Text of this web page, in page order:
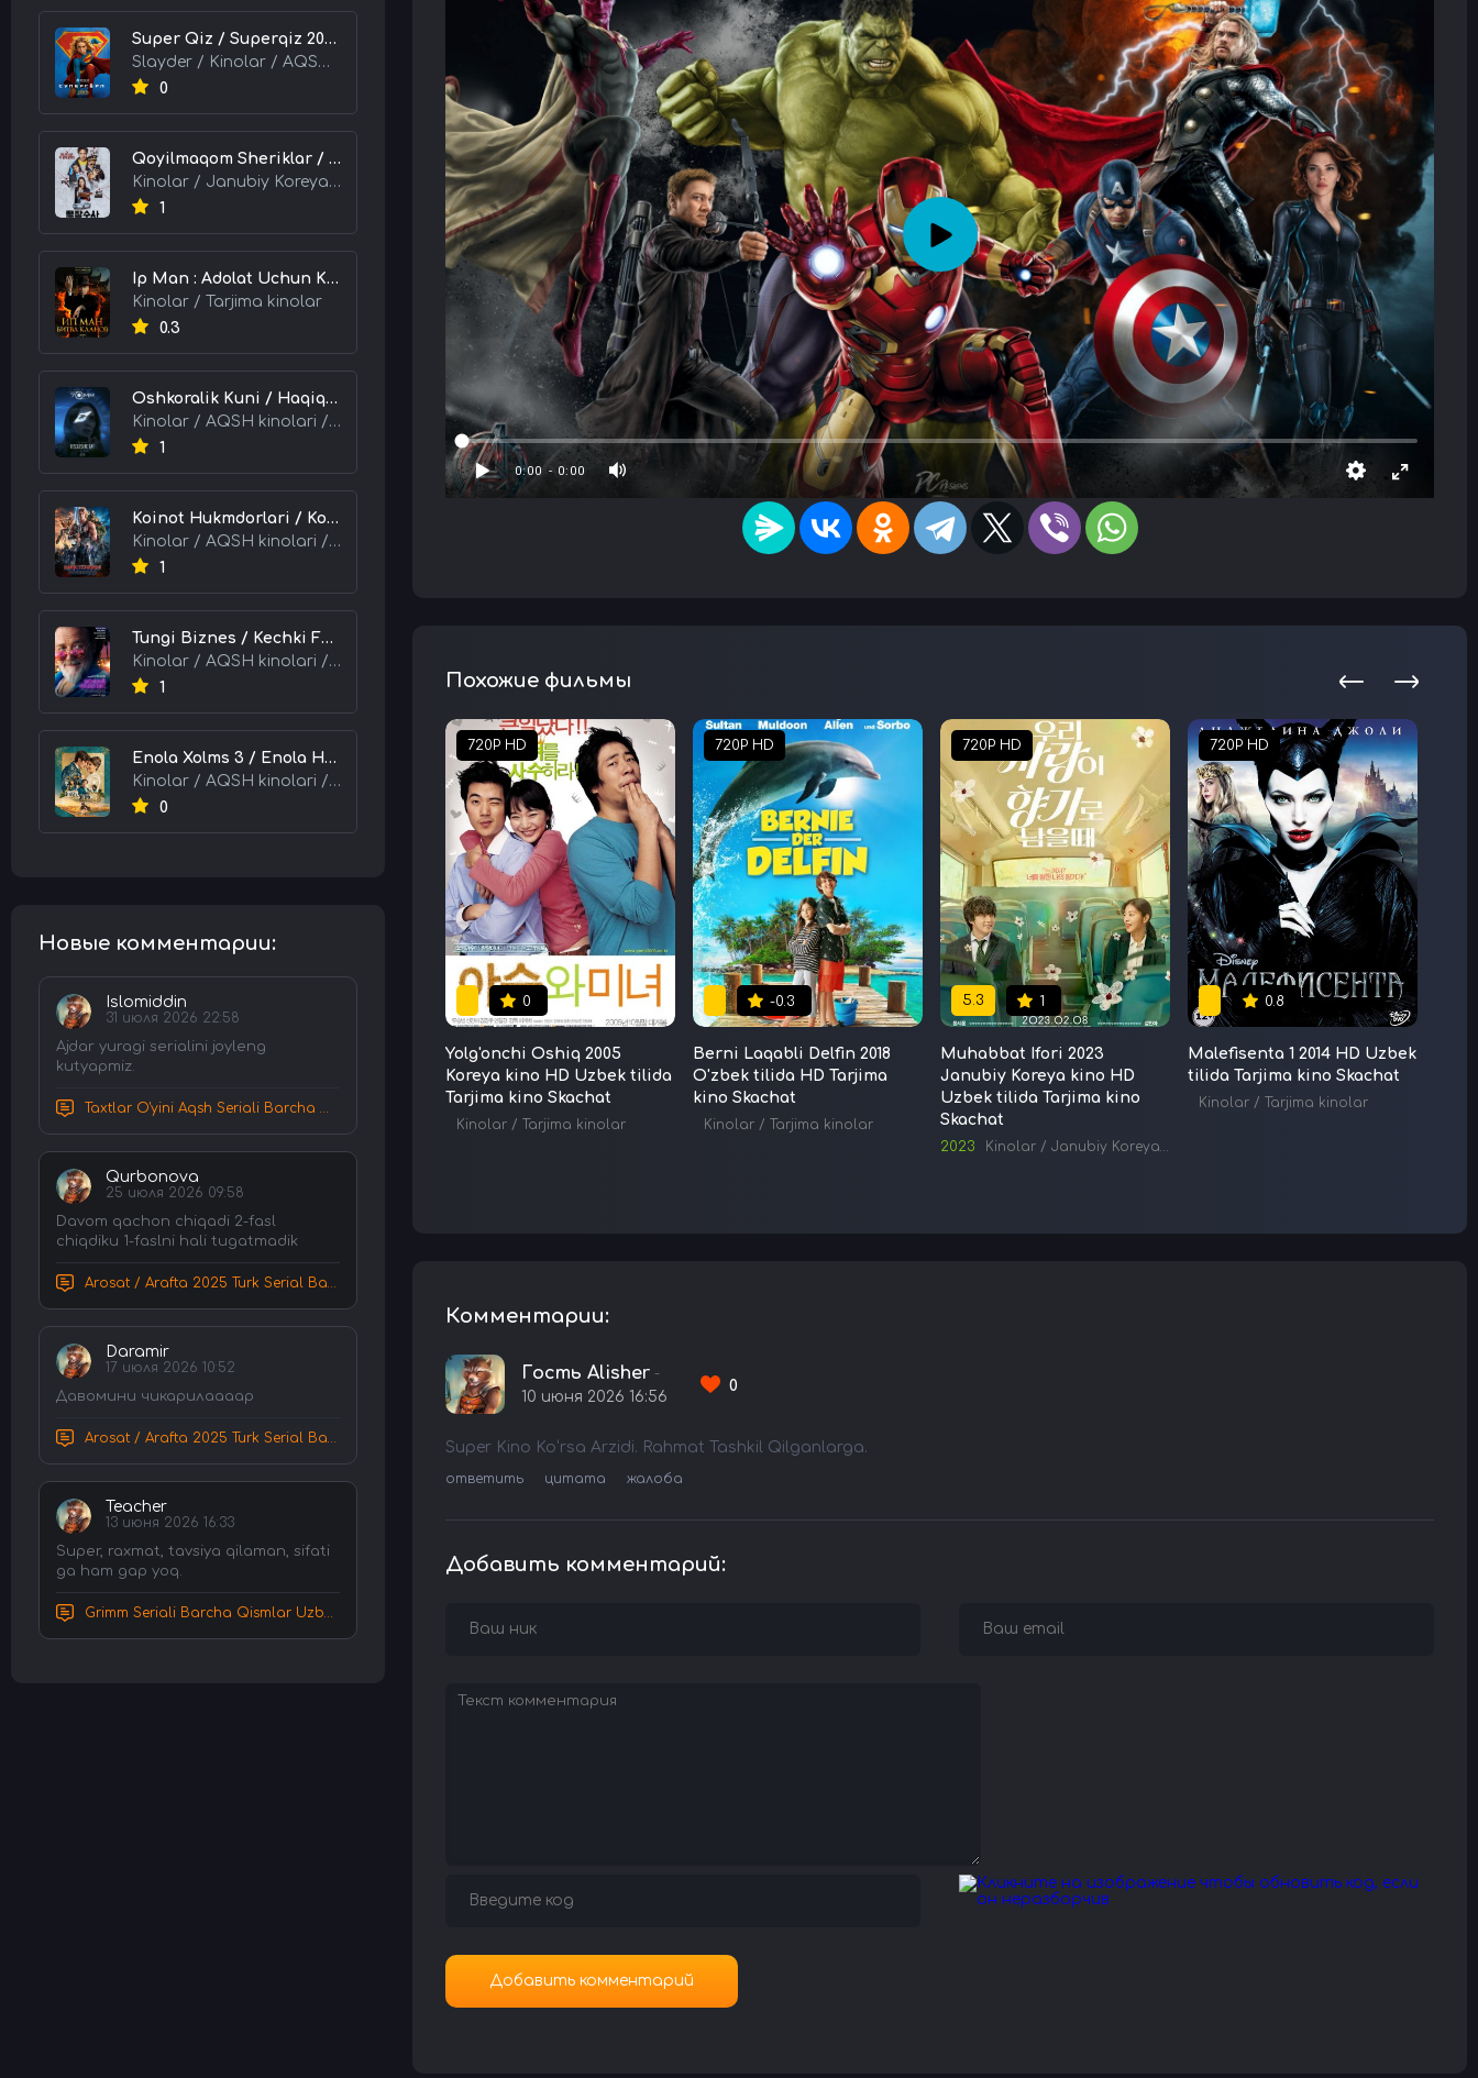
Super Qiz / Superqiz 2026 HD Uzbek tilida Tarjima kino skachat tas-ix
Slayder / Kinolar / AQSH kinolari / Tarjima kinolar
0
Qoyilmaqom Sheriklar / Ideal Hamkorlar / Eng Kuchli Duet 2026 HD Uzbek tilida Tarjima kino skachat tas-ix
Kinolar / Janubiy Koreya kinolari / Tarjima kinolar
1
Ip Man : Adolat Uchun Kurash / Ip Man: Klanlar Jangi / Buyuk Ustoz Ip Man 2 2026 HD Uzbek tilida Tarjima kino skachat tas-ix
Kinolar / Tarjima kinolar
0.3
Oshkoralik Kuni / Haqiqat Oshkor Bo'lgan Kun / Sirlar Ochiladigan Kun 2026 HD Uzbek tilida Tarjima kino skachat tas-ix
Kinolar / AQSH kinolari / Tarjima kinolar
1
Koinot Hukmdorlari / Koinot Himoyachilari / Koinot Egalari 2026 HD Uzbek tilida tas-ix tarjima kino skachat
Kinolar / AQSH kinolari / Tarjima kinolar
1
Tungi Biznes / Kechki Faoliyat / Tijorat 2026 HD Uzbek tilida Tarjima kino skachat tas-ix
Kinolar / AQSH kinolari / Tarjima kinolar
1
Enola Xolms 3 / Enola Holms 3 2026 HD Uzbek tilida Tarjima kino tas-ix skachat
Kinolar / AQSH kinolari / Tarjima kinolar
0
Новые комментарии:
Islomiddin
31 июля 2026 22:58
Ajdar yuragi serialini joyleng
kutyapmiz.
Taxtlar O'yini Aqsh Seriali Barcha Qismlar Uzbek tilida Tarjima Serial HD Skachat
Qurbonova
25 июля 2026 09:58
Davom qachon chiqadi 2-fasl
chiqdiku 1-faslni hali tugatmadik
Arosat / Arafta 2025 Turk Serial Barcha Qismlar Uzbek tilida Tarjima Serial tas-ix skachat
Daramir
17 июля 2026 10:52
Давомини чикарилаааар
Arosat / Arafta 2025 Turk Serial Barcha Qismlar Uzbek tilida Tarjima Serial tas-ix skachat
Teacher
13 июня 2026 16:33
Super, raxmat, tavsiya qilaman, sifati
ga ham gap yoq.
Grimm Seriali Barcha Qismlar Uzbek tilida Tarjima serial HD Skachat
Похожие фильмы
720P HD
0
Yolg'onchi Oshiq 2005
Koreya kino HD Uzbek tilida
Tarjima kino Skachat
Kinolar / Tarjima kinolar
720P HD
-0.3
Berni Laqabli Delfin 2018
O'zbek tilida HD Tarjima
kino Skachat
Kinolar / Tarjima kinolar
720P HD
5.3 1
Muhabbat Ifori 2023
Janubiy Koreya kino HD
Uzbek tilida Tarjima kino
Skachat
2023 Kinolar / Janubiy Koreya kinolari
720P HD
0.8
Malefisenta 1 2014 HD Uzbek
tilida Tarjima kino Skachat
Kinolar / Tarjima kinolar
Комментарии:
Гость Alisher -
10 июня 2026 16:56
0
Super Kino Koʻrsa Arzidi. Rahmat Tashkil Qilganlarga.
ответить цитата жалоба
Добавить комментарий: